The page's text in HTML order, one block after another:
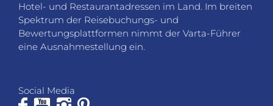
Hotel- und Restaurantadressen im Land. Im breiten
Spektrum der Reisebuchungs- und
Bewertungsplattformen nimmt der Varta-Führer
eine Ausnahmestellung ein.
Social Media